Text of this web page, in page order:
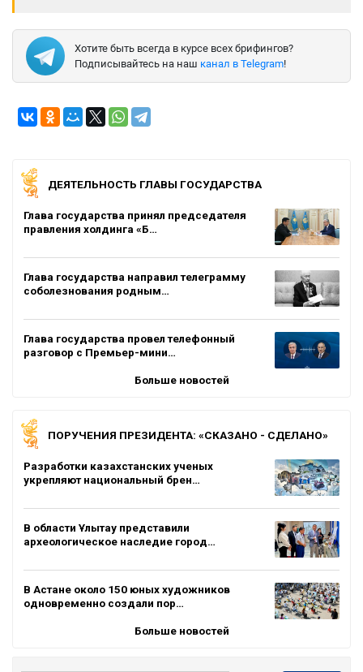
Хотите быть всегда в курсе всех брифингов?
Подписывайтесь на наш канал в Telegram!
ДЕЯТЕЛЬНОСТЬ ГЛАВЫ ГОСУДАРСТВА
Глава государства принял председателя
правления холдинга «Б…
Глава государства направил телеграмму
соболезнования родным…
Глава государства провел телефонный
разговор с Премьер-мини…
Больше новостей
ПОРУЧЕНИЯ ПРЕЗИДЕНТА: «СКАЗАНО - СДЕЛАНО»
Разработки казахстанских ученых
укрепляют национальный брен…
В области Ұлытау представили
археологическое наследие город…
В Астане около 150 юных художников
одновременно создали пор…
Больше новостей